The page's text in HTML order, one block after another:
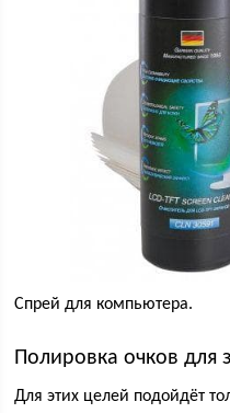
Спрей для компьютера.
Полировка очков для
Для этих целей подойдёт